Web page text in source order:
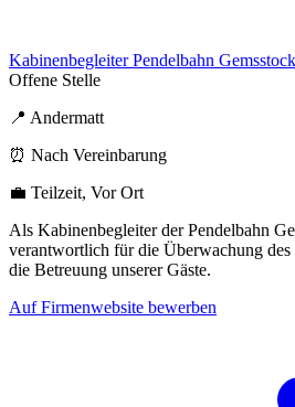
Kabinenbegleiter Pendelbahn Gemsstock
Offene Stelle
📍 Andermatt
⏰ Nach Vereinbarung
💼 Teilzeit, Vor Ort
Als Kabinenbegleiter der Pendelbahn
verantwortlich für die Überwachung
die Betreuung unserer Gäste.
Auf Firmenwebsite bewerben